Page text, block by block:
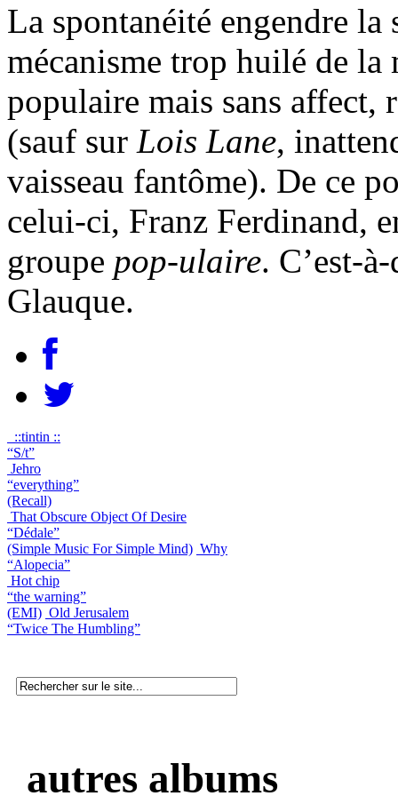
La spontanéité engendre
mécanisme trop huilé de la
populaire mais sans affect,
(sauf sur Lois Lane,
vaisseau fantôme). De ce
celui-ci, Franz Ferdinand,
groupe pop-ulaire. C’est-
Glauque.
::tintin ::
“S/t”
Jehro
“everything”
(Recall)
That Obscure Object Of Desire
“Dédale”
(Simple Music For Simple Mind) Why
“Alopecia”
Hot chip
“the warning”
(EMI) Old Jerusalem
“Twice The Humbling”
autres albums